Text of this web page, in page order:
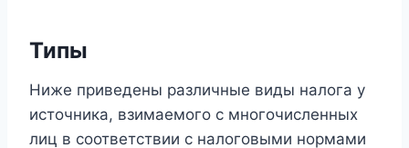
Типы
Ниже приведены различные виды налога у
источника, взимаемого с многочисленных
лиц в соответствии с налоговыми нормами